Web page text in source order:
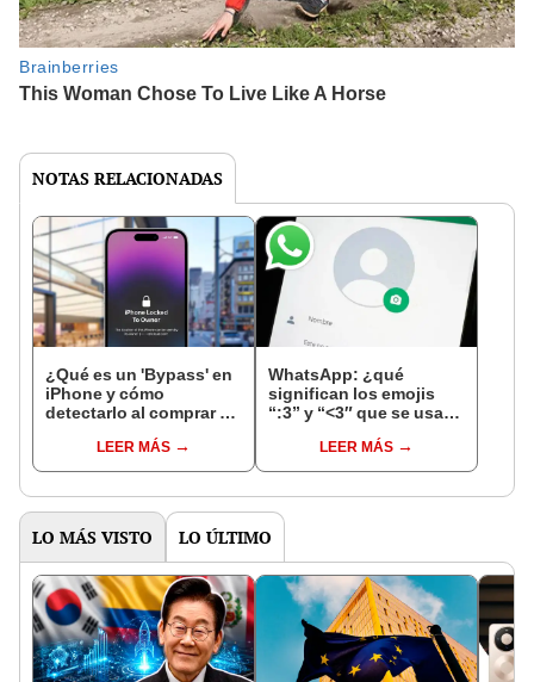
NOTAS RELACIONADAS
¿Qué es un 'Bypass' en
iPhone y cómo
detectarlo al comprar un
LEER MÁS
WhatsApp: ¿qué
significan los emojis
“:3” y “<3″ que se usan
LEER MÁS
LO MÁS VISTO LO ÚLTIMO